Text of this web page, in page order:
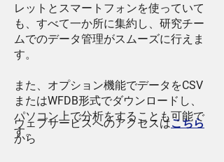
レットとスマートフォンを使っていて
も、すべて一か所に集約し、研究チー
ムでのデータ管理がスムーズに行えま
す。
また、オプション機能でデータをCSV
またはWFDB形式でダウンロードし、
パソコン上で分析をすることも可能で
す。
ウェブサービスへのアクセスはこちら
から